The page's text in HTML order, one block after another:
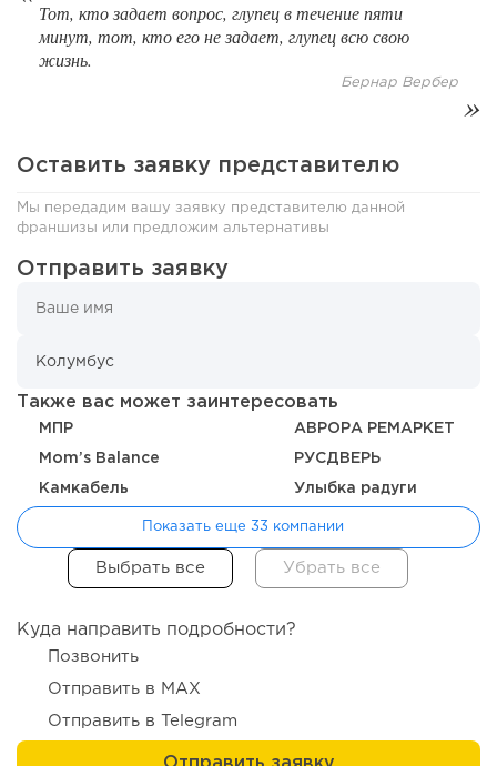
140
От стартапа за 30 тысяч рублей до бизнеса стоимостью
миллиарды:...
Отзыв SSL-сертификатов у банков: как это влияет на
Тот, кто задает вопрос, глупец в течение пяти
минут, тот, кто его не задает, глупец всю свою
жизнь.
Бернар Вербер
Оставить заявку представителю
Мы передадим вашу заявку представителю данной
франшизы или предложим альтернативы
Отправить заявку
Также вас может заинтересовать
МПР АВРОРА РЕМАРКЕТ
Mom’s Balance РУСДВЕРЬ
Камкабель Улыбка радуги
Показать еще 33 компании
Куда направить подробности?
Позвонить
Отправить в MAX
Отправить в Telegram